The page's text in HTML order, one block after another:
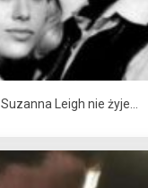
Suzanna Leigh nie żyje…